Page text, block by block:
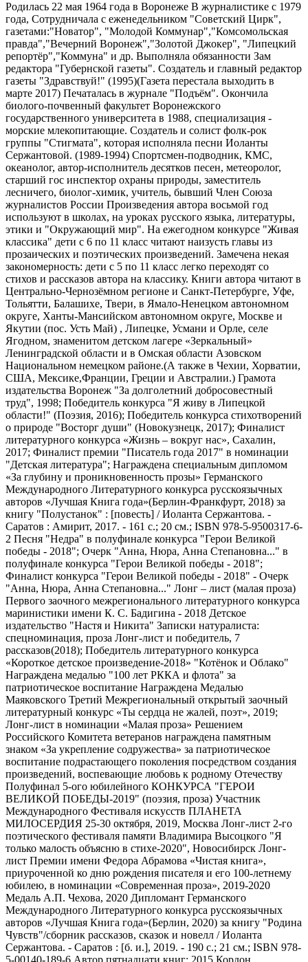
Родилась 22 мая 1964 года в Воронеже В журналистике с 1979 года, Сотрудничала с еженедельником "Советский Цирк", газетами:"Новатор", "Молодой Коммунар","Комсомольская правда","Вечерний Воронеж","Золотой Джокер", "Липецкий репортёр","Коммуна" и др. Выполняла обязанности Зам редактора "Губернской газеты". Создатель и главный редактор газеты "Здравствуй!" (1995)(Газета перестала выходить в марте 2017) Печаталась в журнале "Подъём". Окончила биолого-почвенный факультет Воронежского государственного университета в 1988, специализация - морские млекопитающие. Создатель и солист фолк-рок группы "Стигмата", которая исполняла песни Иоланты Сержантовой. (1989-1994) Спортсмен-подводник, КМС, океанолог, автор-исполнитель десятков песен, метеоролог, старший гос инспектор охраны природы, заместитель лесничего, биолог-химик, учитель, бывший Член Союза журналистов России Произведения автора восьмой год используют в школах, на уроках русского языка, литературы, этики и "Окружающий мир". На ежегодном конкурсе "Живая классика" дети с 6 по 11 класс читают наизусть главы из прозаических и поэтических произведений. Замечена некая закономерность: дети с 5 по 11 класс легко переходят со стихов и рассказов автора на классику. Книги автора читают в Центрально-Чернозёмном регионе и Санкт-Петербурге, Уфе, Тольятти, Балашихе, Твери, в Ямало-Ненецком автономном округе, Ханты-Мансийском автономном округе, Москве и Якутии (пос. Усть Май) , Липецке, Усмани и Орле, селе Ягодном, знаменитом детском лагере «Зеркальный» Ленинградской области и в Омская области Азовском Национальном немецком районе.(А также в Чехии, Хорватии, США, Мексике,Франции, Греции и Австралии.) Грамота издательства Воронеж "За долголетний добросовестный труд", 1998; Победитель конкурса "Я живу в Липецкой области!" (Поэзия, 2016); Победитель конкурса стихотворений о природе "Восторг души" (Новокузнецк, 2017); Финалист литературного конкурса «Жизнь – вокруг нас», Сахалин, 2017; Финалист премии "Писатель года 2017" в номинации "Детская литература"; Награждена специальным дипломом «За глубину и проникновенность прозы» Германского Международного Литературного конкурса русскоязычных авторов «Лучшая Книга года»(Берлин-Франкфурт, 2018) за книгу "Полустанок" : [повесть] / Иоланта Сержантова. - Саратов : Амирит, 2017. - 161 с.; 20 см.; ISBN 978-5-9500317-6-2 Песня "Недра" в полуфинале конкурса "Герои Великой победы - 2018"; Очерк "Анна, Нюра, Анна Степановна..." в полуфинале конкурса "Герои Великой победы - 2018"; Финалист конкурса "Герои Великой победы - 2018" - Очерк "Анна, Нюра, Анна Степановна..." Лонг – лист (малая проза) Первого заочного межрегионального литературного конкурса маринистики имени К. С. Бадигина - 2018 Детское издательство "Настя и Никита" Записки натуралиста: спецноминация, проза Лонг-лист и победитель, 7 рассказов(2018); Победитель литературного конкурса «Короткое детское произведение-2018» "Котёнок и Облако" Награждена медалью "100 лет РККА и флота" за патриотическое воспитание Награждена Медалью Маяковского Третий Межрегиональный открытый заочный литературный конкурс «Ты сердца не жалей, поэт», 2019; Лонг-лист в номинации «Малая проза» Решением Российского Комитета ветеранов награждена памятным знаком «За укрепление содружества» за патриотическое воспитание подрастающего поколения посредством создания произведений, воспевающие любовь к родному Отечеству Полуфинал 5-ого юбилейного КОНКУРСА "ГЕРОИ ВЕЛИКОЙ ПОБЕДЫ-2019" (поэзия, проза) Участник Международного Фестиваля искусств ПЛАНЕТА МИЛОСЕРДИЯ 25-30 октября, 2019, Москва Лонг-лист 2-го поэтического фестиваля памяти Владимира Высоцкого "Я только малость объясню в стихе-2020", Новосибирск Лонг-лист Премии имени Федора Абрамова «Чистая книга», приуроченной ко дню рождения писателя и его 100-летнему юбилею, в номинации «Современная проза», 2019-2020 Медаль А.П. Чехова, 2020 Дипломант Германского Международного Литературного конкурса русскоязычных авторов «Лучшая Книга года»(Берлин, 2020) за книгу "Родина Чувств"/сборник рассказов, сказок и новелл / Иоланта Сержантова. - Саратов : [б. и.], 2019. - 190 с.; 21 см.; ISBN 978-5-00140-189-6 Автор пятнадцати книг: 2015 Кордон Каверинский [Текст] : [повести, рассказы, эссе] / Иоланта Сержантова. - Воронеж : Научная книга (НК), 2015. - 194 с. : ил.; 21 см.; ISBN 978-5-4446-0699-5 2016 Ищите истину в себе! [Текст] : [стихи] / Иоланта Сержантова. - Воронеж : Научная книга (НК), 2016. - 124, [1] с.; 14 см.; ISBN 978-5-4446-0773-2 2017 Полустанок [Текст] : [повесть] / Иоланта Сержантова. - Саратов : Амирит, 2017. - 161 с.; 20 см.; ISBN 978-5-9500317-6-2 Пока цветёт тюльпан [Текст] : сборник эссе / Иоланта Сержантова. - Саратов : Амирит, 2017. - 32 с.; 15 см.; ISBN 978-5-9500075-3-8 Между делом… [Текст] : сборник стихов / Иоланта Сержантова. - Саратов : Амирит, 2017. - 24 с.; 15 см.; ISBN 978-5-9500075-2-1 2018 Лесные сказки [Текст] : сборник рассказов, сказок и новелл / Иоланта Сержантова. - Саратов : [б. и.], 2018. - 190 с.; 21 см.; ISBN 978-5-907035-06-5 Иней души… [Текст] : сборник стихов / Иоланта Сержантова. - Саратов : Амирит, 2018. - 84 с.; 21 см.; ISBN 978-5-907035-07-2 Живопись, Ольга Кузьмина : очерк, поэзия - Саратов: Амирит, 2018.-40 с. ISBN 978-5-00140-144-5 2019 Чувство Родины/сборник прозы - Санкт-Петербург: Издательский дом Сатори, 2019.-87 с. ISBN 978-5-6042084-1-0 За ширмой рифм/сборник поэзии - Санкт-Петербург: Издательский дом Сатори, 2019.-90 с. ISBN 978-5-6042084-2-7 Родина чувств/сборник рассказов, сказок и новелл / Иоланта Сержантова. - Саратов : [б. и.], 2019. - 190 с.; 21 см.; ISBN 978-5-00140-189-6 Меж бредом и явью/сборник стихов / Иоланта Сержантова. - Саратов : [б. и.], 2019. - 60 с.; 21 см.; ISBN 978-5-00140-190-2 2020 Двери моей души/сборник рассказов, сказок и новелл: 100 эссе новелл и рассказов о любви к природе, как о любви к Родине и о природе человеческой души / Иоланта Сержантова. - Саратов : [б. и.], 2020. - 218 с.; 21 см.; ISBN 978-5-00140-397-5 Страхи и сны/сборник стихов: Философская и пейзажная лирика / Иоланта Сержантова. - Саратов : [б. и.], 2020. - 74 с.; 21 см.; ISBN 978-5-00140-398-2 Жёлтая книга/сборник рассказов и новелл: Жизнь полна слухов о ней. Все персонажи книги вымышлены, любые совпадения с реально живущими персонажами случайны. / Иоланта Сержантова. - Саратов : [б. и.], 2020. - 168 с.; 21 см.; ISBN 978-5-00140-508-5 Сборники, журналы: Многотиражка Воронежского авиазавода "Новатор",поэзия 1979 год; Всесоюзный литературный журнал "Подъём", 1998, поэзия под псевдонимом Иоланта Онима; "Воронежская типография"/очерки, 1998- Воронеж, ИПФ Воронеж; "Край Воронежский:судьбы людские"/очерки, 2001- Воронеж, ИПФ Воронеж; "День поэзии", 2017 "Лев" Воронеж; "Восторг души", Новокузнецк, Изд-во "Союз писателей" 2017; "Золотой сборник стихов",Изд-во "Союз писателей" 2017; "Я живу в Липецкой области" Липецк,Центр событийного туризма и группа компаний ТРИО, 2017; "Проза 2017", РСП,Москва, ООО Издательство РСП 2017; "Наследие" Литературная премия 2017;стихи;книга пятая; Москва, ООО Издательство РСП 2017; "Русь моя"2017,книга пятая;Москва, ООО Издательство РСП 2017; "Писатель года"2017, книга первая, Москва, ООО Издательство РСП 2017; "Песни 2017", книга первая, Москва, ООО Издательство РСП 2017; "Поэт года 2017",книга третья,Москва, ООО Издательство РСП 2017; "Детская литература 2017",книга первая,Москва, ООО Издательство РСП 2017; "Диалог", Официальный вестник Межрегионального Клуба “Русско-Сербский Диалог”,№2 30 октября 2017, очерк; "100 писателей 2017",том 2,Москва, ООО Издательство РСП 2018; «Жизнь – вокруг нас»/проза, 2018, Сахалин ГБУК СахОУНБ; "Откровение. 2018"/ философская лирика. Новокузнецк, 2018; "Проза 2018", РСП,Москва, ООО Издательство РСП 2018; "РСП. Проза 2018", РСП,Москва, ООО Издательство РСП 2018; "Каталог ММКВЯ-2018", РСП,Москва, ООО Издательство РСП 2018; "Детская литература 2018", РСП,Москва, ООО Издательство РСП 2018; "Писатели-детям"/ поэзия, Новокузнецк, 2018; "Восторг души"/ стихи о природе, Новокузнецк, Изд-во "Союз писателей", 2018; «Внеклассное чтение»/ Старший школьный возраст, Новокузнецк, Изд-во "Союз писателей", 2019 «Поэт года 2018», РСП,Москва, ООО Издательство РСП 2019 «Ветер перемен 2019»/ философская лирика, Новокузнецк, Изд-во "Союз писателей", 2019; Литературный журнал "Союз писателей" № 3/2019; Новокузнецк; Стихи о театре Литературно-художественный №68/2019 "Страна Озарение" ; Новокузнецк; проза Литературно-художественный №69/2019 "Страна Озарение" ; Новокузнецк; проза «Антология русской прозы 2019» РСП,Москва, ООО Издательство РСП 2019; «Русь моя 2019» РСП,Москва, ООО Издательство РСП 2019 Литературный журнал "Союз писателей" № 7-8/2019 ; Новокузнецк; проза Международный литературный журнал "Новелла"№2 , 2019, Киев-Екатеринбург (проза) Международный литературный журнал "Новелла"№3 , 2019, Киев-Екатеринбург (проза) "Первая отметка. Выпуск 2", (поэзия), Новокузнецк, Изд-во "Союз писателей", 2019; 4 том «Георгиевская лента 2019», РСП,Москва, ООО Издательство РСП 2019 Сборник (очерк, стихотворение) "Живая память поколений",Москва, Изд-во "Красная Звезда", 2019; ISBN 978-5-88727-139-2 Американская женская газета – журнал на русском языке. Нью-Йорк – Париж – Москва http://ladyscharm.com/побочный-эффект/2019/11/01/ Американская женская газета – журнал на русском языке. Нью-Йорк – Париж – Москва http://ladyscharm.com/женщины/2020/01/04/ © Журнал "Москва" 4 номера : Сборник поэзии "ДуэЛист" ISBN: 9785005097484, 2019. - Правообладатель: Издательские решения Сборник поэзии "Листопады чувств. 2 том", 2020 ISBN: 9785449800053 Правообладатель: Издательские решения 1 том «Истории 2019»; ООО Издательство РСП: издан 27.01.2020 Международный литературный журнал "Новелла"№4 , 2020, Киев-Липецк-Екатеринбург (проза) НЕВЕРОЯТНОЕ — 2020. Фантастика, фэнтези, мистика. Антология современной фантастики. Том 1. – Барнаул: Петров, 2020. – 102 с. (рассказ "Молитва") "100 слов о..." Сборник стихов и прозы, ISBN 978-5-907258-47-1 Изд-во Логос, Ставрополь, 2020 Литературный журнал "Союз писателей" №1/2020,Новокузн